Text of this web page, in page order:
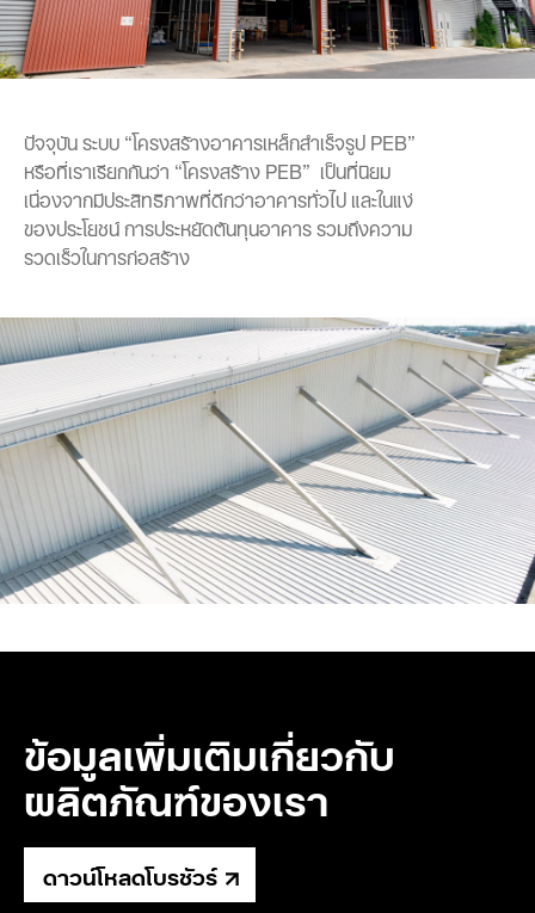
ปัจจุบัน ระบบ “โครงสร้างอาคารเหล็กสำเร็จรูป PEB”
หรือที่เราเรียกกันว่า “โครงสร้าง PEB” เป็นที่นิยม
เนื่องจากมีประสิทธิภาพที่ดีกว่าอาคารทั่วไป และในแง่
ของประโยชน์ การประหยัดต้นทุนอาคาร รวมถึงความ
รวดเร็วในการก่อสร้าง
ข้อมูลเพิ่มเติมเกี่ยวกับ
ผลิตภัณฑ์ของเรา
ดาวน์โหลดโบรชัวร์